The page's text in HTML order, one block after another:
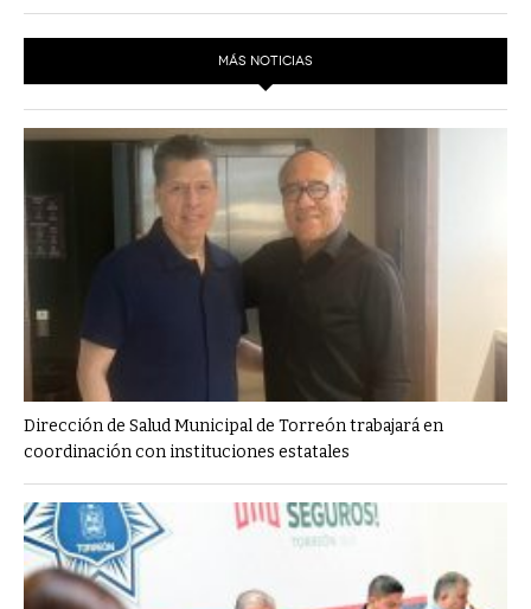
MÁS NOTICIAS
Dirección de Salud Municipal de Torreón trabajará en
coordinación con instituciones estatales